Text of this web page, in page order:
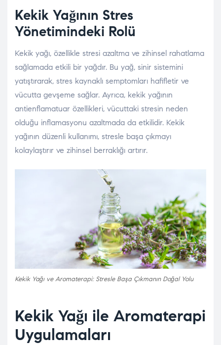
Kekik Yağının Stres
Yönetimindeki Rolü
Kekik yağı, özellikle stresi azaltma ve zihinsel rahatlama
sağlamada etkili bir yağdır. Bu yağ, sinir sistemini
yatıştırarak, stres kaynaklı semptomları hafifletir ve
vücutta gevşeme sağlar. Ayrıca, kekik yağının
antienflamatuar özellikleri, vücuttaki stresin neden
olduğu inflamasyonu azaltmada da etkilidir. Kekik
yağının düzenli kullanımı, stresle başa çıkmayı
kolaylaştırır ve zihinsel berraklığı artırır.
Kekik Yağı ve Aromaterapi: Stresle Başa Çıkmanın Doğal Yolu
Kekik Yağı ile Aromaterapi
Uygulamaları